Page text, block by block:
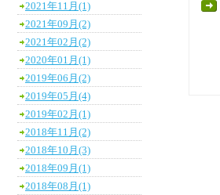
2021年11月(1)
2021年09月(2)
2021年02月(2)
2020年01月(1)
2019年06月(2)
2019年05月(4)
2019年02月(1)
2018年11月(2)
2018年10月(3)
2018年09月(1)
2018年08月(1)